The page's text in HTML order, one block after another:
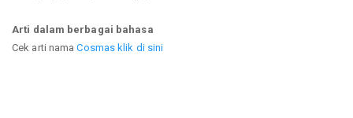
Arti dalam berbagai bahasa
Cek arti namaCosmas klik di sini